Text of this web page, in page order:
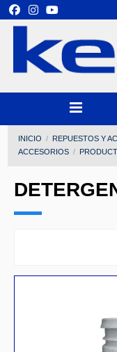
INICIO REPUESTOS Y
ACCESORIOS